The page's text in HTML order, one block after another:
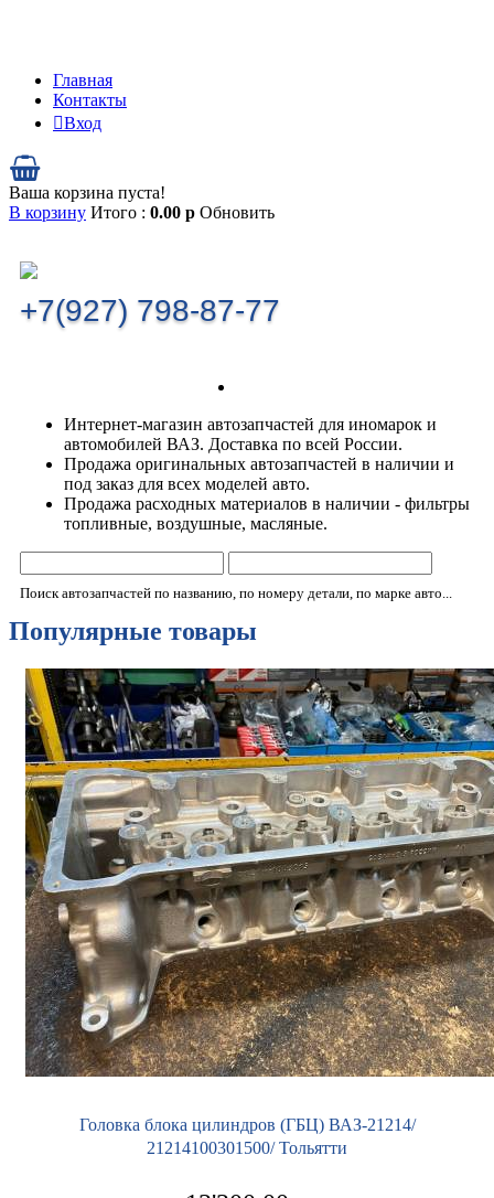
Главная
Контакты
Вход
Ваша корзина пуста!
В корзину Итого : 0.00 р Обновить
+7(927) 798-87-77
Интернет-магазин автозапчастей для иномарок и
автомобилей ВАЗ. Доставка по всей России.
Продажа оригинальных автозапчастей в наличии и
под заказ для всех моделей авто.
Продажа расходных материалов в наличии - фильтры
топливные, воздушные, масляные.
Поиск автозапчастей по названию, по номеру детали, по марке авто...
Популярные товары
Головка блока цилиндров (ГБЦ) ВАЗ-21214/
21214100301500/ Тольятти